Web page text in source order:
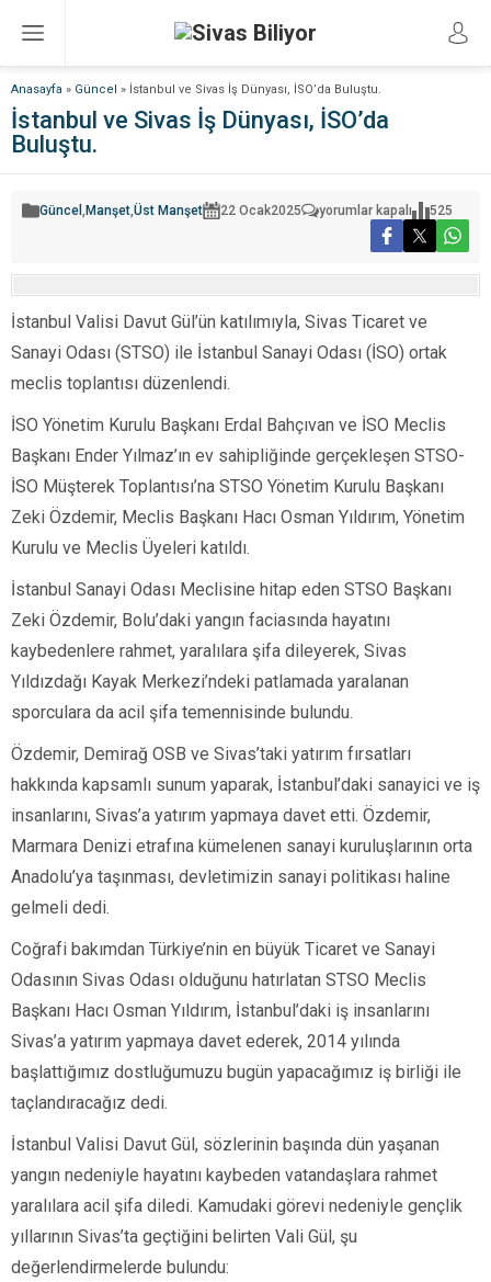
Anasayfa » Güncel » İstanbul ve Sivas İş Dünyası, İSO’da Buluştu.
İstanbul ve Sivas İş Dünyası, İSO’da
Buluştu.
Güncel , Manşet,Üst Manşet 22 Ocak2025
İstanbul
Dünyası,
için
yorumlar kapalı 525
İstanbul Valisi Davut Gül’ün katılımıyla, Sivas Ticaret ve
Sanayi Odası (STSO) ile İstanbul Sanayi Odası (İSO) ortak
meclis toplantısı düzenlendi.
İSO Yönetim Kurulu Başkanı Erdal Bahçıvan ve İSO Meclis
Başkanı Ender Yılmaz’ın ev sahipliğinde gerçekleşen STSO-
İSO Müşterek Toplantısı’na STSO Yönetim Kurulu Başkanı
Zeki Özdemir, Meclis Başkanı Hacı Osman Yıldırım, Yönetim
Kurulu ve Meclis Üyeleri katıldı.
İstanbul Sanayi Odası Meclisine hitap eden STSO Başkanı
Zeki Özdemir, Bolu’daki yangın faciasında hayatını
kaybedenlere rahmet, yaralılara şifa dileyerek, Sivas
Yıldızdağı Kayak Merkezi’ndeki patlamada yaralanan
sporculara da acil şifa temennisinde bulundu.
Özdemir, Demirağ OSB ve Sivas’taki yatırım fırsatları
hakkında kapsamlı sunum yaparak, İstanbul’daki sanayici ve iş
insanlarını, Sivas’a yatırım yapmaya davet etti. Özdemir,
Marmara Denizi etrafına kümelenen sanayi kuruluşlarının orta
Anadolu’ya taşınması, devletimizin sanayi politikası haline
gelmeli dedi.
Coğrafi bakımdan Türkiye’nin en büyük Ticaret ve Sanayi
Odasının Sivas Odası olduğunu hatırlatan STSO Meclis
Başkanı Hacı Osman Yıldırım, İstanbul’daki iş insanlarını
Sivas’a yatırım yapmaya davet ederek, 2014 yılında
başlattığımız dostluğumuzu bugün yapacağımız iş birliği ile
taçlandıracağız dedi.
İstanbul Valisi Davut Gül, sözlerinin başında dün yaşanan
yangın nedeniyle hayatını kaybeden vatandaşlara rahmet
yaralılara acil şifa diledi. Kamudaki görevi nedeniyle gençlik
yıllarının Sivas’ta geçtiğini belirten Vali Gül, şu
değerlendirmelerde bulundu: